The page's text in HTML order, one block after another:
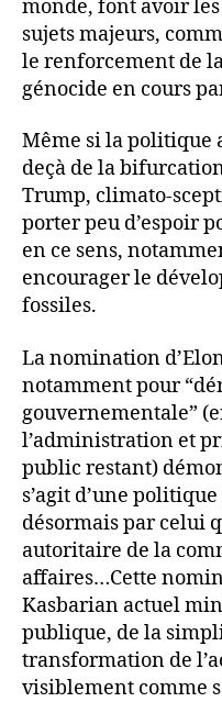
monde, font avoir
sujets majeurs,
le renforcement de
génocide en cours
Même si la politique
deçà de la
Trump, climato-
porter peu d’espoir
en ce sens,
encourager le
fossiles.
La nomination
notamment pour
gouvernementale”
l’administration et
public restant)
s’agit d’une
désormais par celui
autoritaire de la
affaires…Cette
Kasbarian actuel
publique, de la
transformation de
visiblement comme